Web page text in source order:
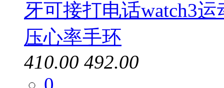
牙可接打电话watch3
压心率手环
410.00 492.00